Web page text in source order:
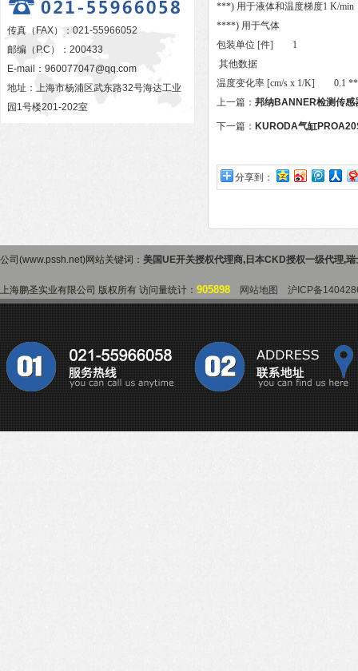
传真（FAX）：021-55966052
邮编（P.C）：200433
E-mail： 960077047@qq.com
地址：上海市杨浦区武东路32号海达工业
园1号楼201-202室
***) 用于液体和温度梯度1 K/min
****) 用于气体
包装单位 [件] 1
其他数据
温度变化率 [cm/s x 1/K] 0.1
上一篇： 邦纳BANNER检测传感
好
下一篇： KURODA气缸
分享到：
公司(www.pssh.net)网站关键词： 美国UE开关授权代理商, 日本CKD授权一级代理,瑞
上海鹏圣实业有限公司 版权所有 访问量统计： 905898 网站地图 沪ICP备